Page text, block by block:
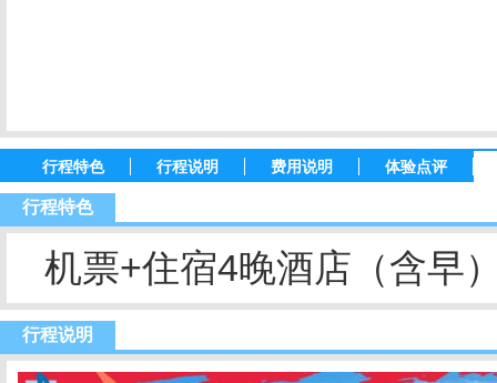
行程特色 行程说明 费用说明 体验点评
行程特色
机票+住宿4晚酒店（含早
行程说明